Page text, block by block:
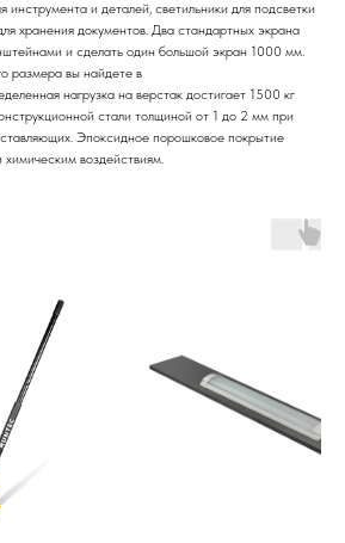
инструмента и деталей, светильники для подсветки
хранения документов. Два стандартных экрана
и сделать один большой экран 1000 мм.
размера вы найдете в
нагрузка на верстак достигает 1500 кг
стали толщиной от 1 до 2 мм при
Эпоксидное порошковое покрытие
воздействиям.